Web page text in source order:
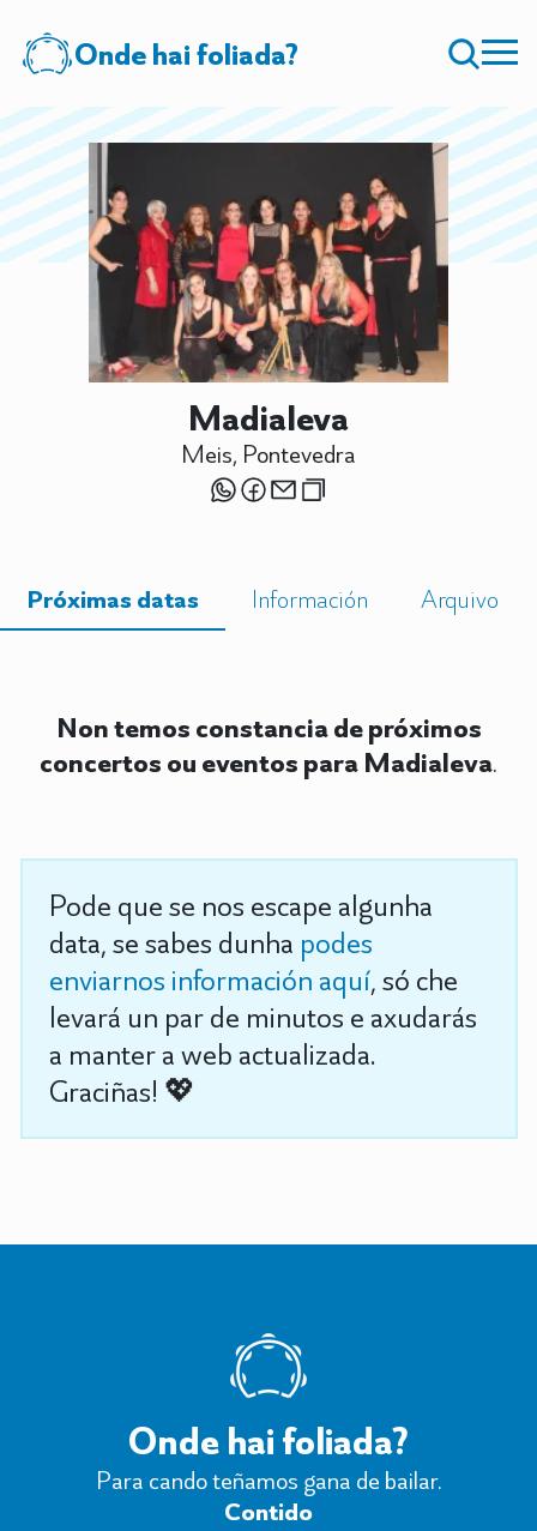
Onde hai foliada?
Madialeva
Meis, Pontevedra
Próximas datas Información Arquivo
Non temos constancia de próximos
concertos ou eventos para Madialeva.
Pode que se nos escape algunha
data, se sabes dunha podes
enviarnos información aquí, só che
levará un par de minutos e axudarás
a manter a web actualizada.
Graciñas! 💖
Onde hai foliada?
Para cando teñamos gana de bailar.
Contido